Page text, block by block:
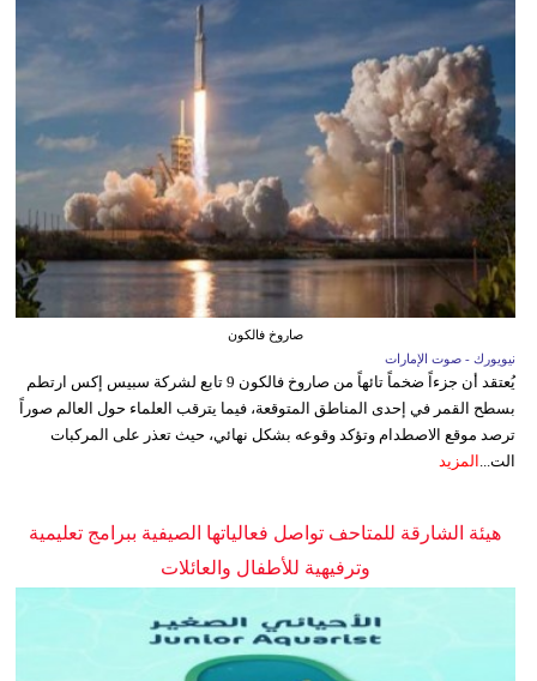
صاروخ فالكون
نيويورك - صوت الإمارات
يُعتقد أن جزءاً ضخماً تائهاً من صاروخ فالكون 9 تابع لشركة سبيس إكس ارتطم
بسطح القمر في إحدى المناطق المتوقعة، فيما يترقب العلماء حول العالم صوراً
ترصد موقع الاصطدام وتؤكد وقوعه بشكل نهائي، حيث تعذر على المركبات
الت...
المزيد
هيئة الشارقة للمتاحف تواصل فعالياتها الصيفية ببرامج تعليمية
وترفيهية للأطفال والعائلات